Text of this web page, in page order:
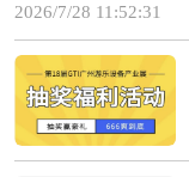
2026/7/28 11:52:31